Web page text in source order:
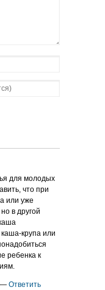
для молодых
что при
или уже
в другой
крупа или
ребенка к
— Ответить